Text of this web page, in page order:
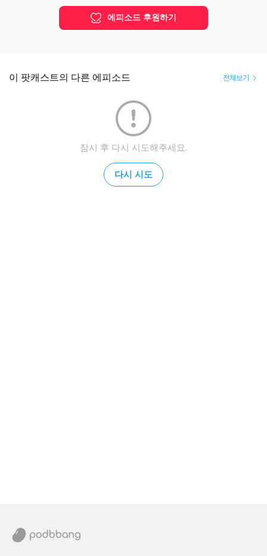
인생질문(2016)과 욕망질문(2019)의 저자 아키씨의
☛ 여러분의 일상/속마음/고민/질문, 무엇이든 좋습니다
☛ 보내실 곳은 카톡 '인생질문 아키씨'혹은
☛ 구독과 후원은 큰힘이 됩니다
에피소드 후원하기
이 팟캐스트의 다른 에피소드 전체보기
잠시 후 다시 시도해주세요.
다시 시도